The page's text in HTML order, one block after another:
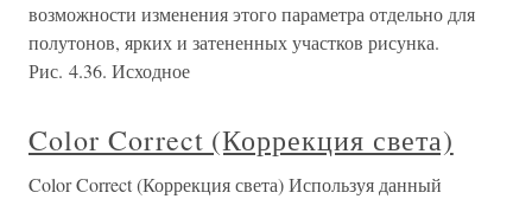
возможности изменения этого параметра отдельно для
полутонов, ярких и затененных участков рисунка.
Рис. 4.36. Исходное
Color Correct (Коррекция света)
Color Correct (Коррекция света) Используя данный